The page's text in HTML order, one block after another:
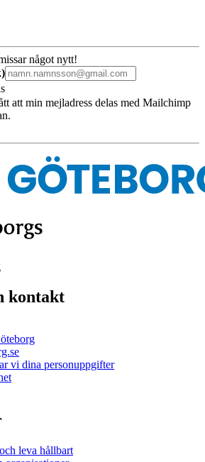
något nytt!
att min mejladress delas med Mailchimp
kontakt
vi dina personuppgifter
leva hållbart